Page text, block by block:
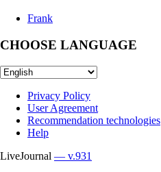
Frank
CHOOSE LANGUAGE
Privacy Policy
User Agreement
Recommendation technologies
Help
LiveJournal — v.931